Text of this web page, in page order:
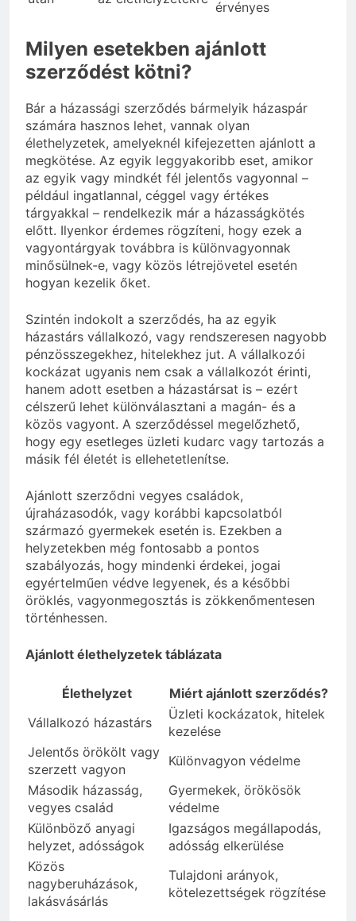
érvényes
Milyen esetekben ajánlott
szerződést kötni?
Bár a házassági szerződés bármelyik házaspár
számára hasznos lehet, vannak olyan
élethelyzetek, amelyeknél kifejezetten ajánlott a
megkötése. Az egyik leggyakoribb eset, amikor
az egyik vagy mindkét fél jelentős vagyonnal –
például ingatlannal, céggel vagy értékes
tárgyakkal – rendelkezik már a házasságkötés
előtt. Ilyenkor érdemes rögzíteni, hogy ezek a
vagyontárgyak továbbra is különvagyonnak
minősülnek-e, vagy közös létrejövetel esetén
hogyan kezelik őket.
Szintén indokolt a szerződés, ha az egyik
házastárs vállalkozó, vagy rendszeresen nagyobb
pénzösszegekhez, hitelekhez jut. A vállalkozói
kockázat ugyanis nem csak a vállalkozót érinti,
hanem adott esetben a házastársat is – ezért
célszerű lehet különválasztani a magán- és a
közös vagyont. A szerződéssel megelőzhető,
hogy egy esetleges üzleti kudarc vagy tartozás a
másik fél életét is ellehetetlenítse.
Ajánlott szerződni vegyes családok,
újraházasodók, vagy korábbi kapcsolatból
származó gyermekek esetén is. Ezekben a
helyzetekben még fontosabb a pontos
szabályozás, hogy mindenki érdekei, jogai
egyértelműen védve legyenek, és a későbbi
öröklés, vagyonmegosztás is zökkenőmentesen
történhessen.
Ajánlott élethelyzetek táblázata
Élethelyzet
Miért ajánlott szerződés?
Vállalkozó házastárs
Üzleti kockázatok, hitelek
kezelése
Jelentős örökölt vagy
szerzett vagyon
Különvagyon védelme
Második házasság,
vegyes család
Gyermekek, örökösök
védelme
Különböző anyagi
helyzet, adósságok
Igazságos megállapodás,
adósság elkerülése
Közös
nagyberuházások,
lakásvásárlás
Tulajdoni arányok,
kötelezettségek rögzítése